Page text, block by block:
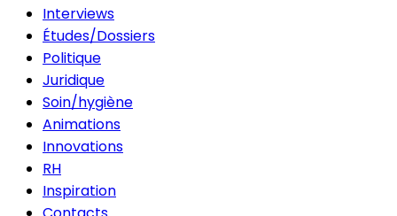
Interviews
Études/Dossiers
Politique
Juridique
Soin/hygiène
Animations
Innovations
RH
Inspiration